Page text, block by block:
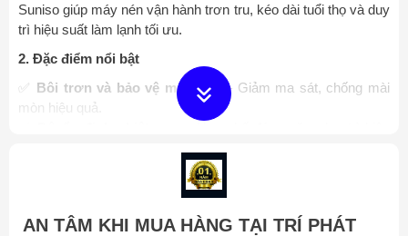
Suniso giúp máy nén vận hành trơn tru, kéo dài tuổi thọ và duy
trì hiệu suất làm lạnh tối ưu.
2. Đặc điểm nổi bật
✅ Bôi trơn và bảo vệ máy nén
– Giảm ma sát, chống mài
mòn hiệu quả.
Tương thích với nhiều môi chất lạnh
vệ hệ thống.
AN TÂM KHI MUA HÀNG TẠI TRÍ PHÁT